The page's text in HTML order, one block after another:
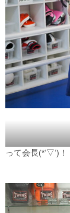
って会長(*’▽’)